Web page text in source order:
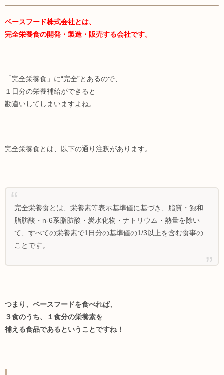
ベースフード株式会社とは、
完全栄養食の開発・製造・販売する会社です。
「完全栄養食」に“完全”とあるので、
１日分の栄養補給ができると
勘違いしてしまいますよね。
完全栄養食とは、以下の通り注釈があります。
完全栄養食とは、栄養素等表示基準値に基づき、脂質・飽和
脂肪酸・n-6系脂肪酸・炭水化物・ナトリウム・熱量を除い
て、すべての栄養素で1日分の基準値の1/3以上を含む食事の
ことです。
つまり、ベースフードを食べれば、
３食のうち、１食分の栄養素を
補える食品であるということですね！